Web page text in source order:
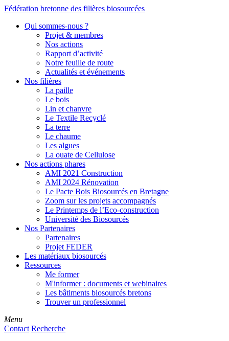
Fédération bretonne des filières biosourcées
Qui sommes-nous ?
Projet & membres
Nos actions
Rapport d’activité
Notre feuille de route
Actualités et événements
Nos filières
La paille
Le bois
Lin et chanvre
Le Textile Recyclé
La terre
Le chaume
Les algues
La ouate de Cellulose
Nos actions phares
AMI 2021 Construction
AMI 2024 Rénovation
Le Pacte Bois Biosourcés en Bretagne
Zoom sur les projets accompagnés
Le Printemps de l’Eco-construction
Université des Biosourcés
Nos Partenaires
Partenaires
Projet FEDER
Les matériaux biosourcés
Ressources
Me former
M'informer : documents et webinaires
Les bâtiments biosourcés bretons
Trouver un professionnel
Menu
Contact Recherche